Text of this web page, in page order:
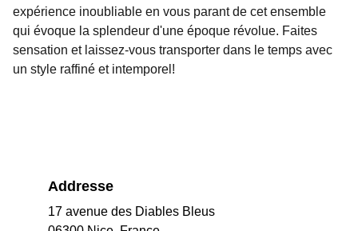
expérience inoubliable en vous parant de cet ensemble
qui évoque la splendeur d'une époque révolue. Faites
sensation et laissez-vous transporter dans le temps avec
un style raffiné et intemporel!
Addresse
17 avenue des Diables Bleus